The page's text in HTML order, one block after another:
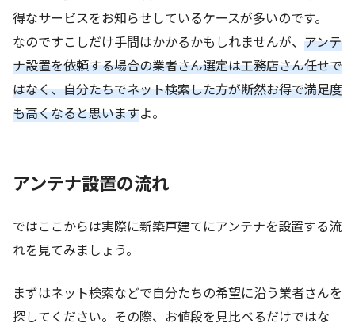
得なサービスをお知らせしているケースが多いのです。
なのですこしだけ手間はかかるかもしれませんが、 アンテ
ナ設置を依頼する場合の業者さん選定は工務店さん任せで
はなく、自分たちでネット検索した方が断然お得で満足度
も高くなると思いますよ。
アンテナ設置の流れ
ではここからは実際に新築戸建てにアンテナを設置する流
れを見てみましょう。
まずはネット検索などで自分たちの希望に沿う業者さんを
探してください。その際、お値段を見比べるだけではな